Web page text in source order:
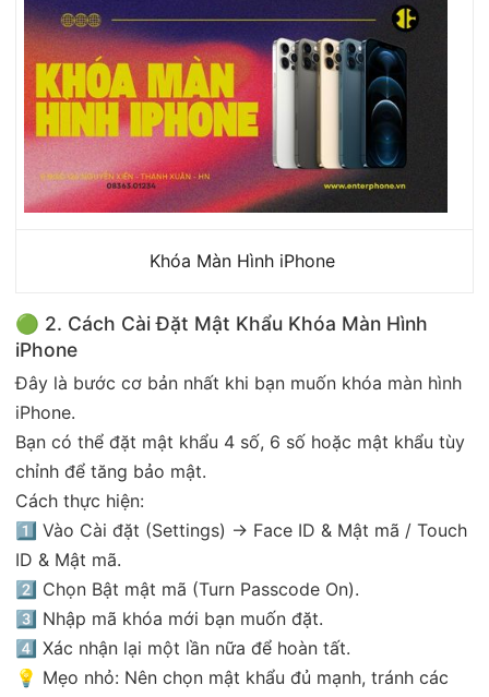
Khóa Màn Hình iPhone
🟢 2. Cách Cài Đặt Mật Khẩu Khóa Màn Hình
iPhone
Đây là bước cơ bản nhất khi bạn muốn khóa màn hình
iPhone.
Bạn có thể đặt mật khẩu 4 số, 6 số hoặc mật khẩu tùy
chỉnh để tăng bảo mật.
Cách thực hiện:
1️⃣ Vào Cài đặt (Settings) → Face ID & Mật mã / Touch
ID & Mật mã.
2️⃣ Chọn Bật mật mã (Turn Passcode On).
3️⃣ Nhập mã khóa mới bạn muốn đặt.
4️⃣ Xác nhận lại một lần nữa để hoàn tất.
💡 Mẹo nhỏ: Nên chọn mật khẩu đủ mạnh, tránh các